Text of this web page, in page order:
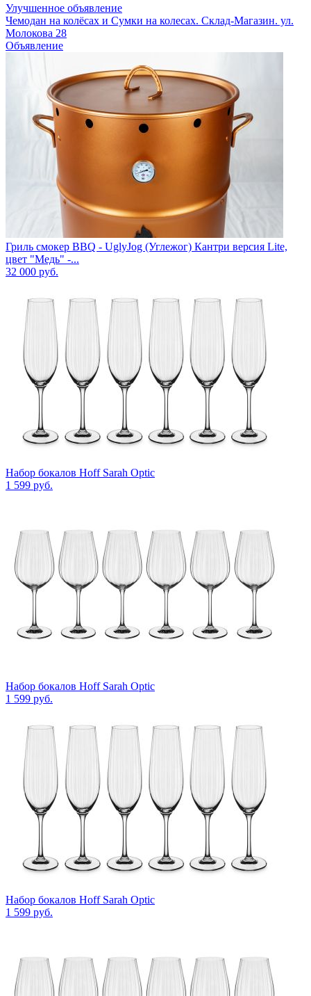
Улучшенное объявление
Чемодан на колёсах и Сумки на колесах. Склад-Магазин. ул.
Молокова 28
Объявление
Гриль смокер BBQ - UglyJog (Углежог) Кантри версия Lite,
цвет "Медь" -...
32 000 руб.
Набор бокалов Hoff Sarah Optic
1 599 руб.
Набор бокалов Hoff Sarah Optic
1 599 руб.
Набор бокалов Hoff Sarah Optic
1 599 руб.